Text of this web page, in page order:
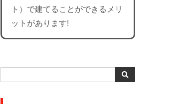
ト）で建てることができるメリ
ットがあります!